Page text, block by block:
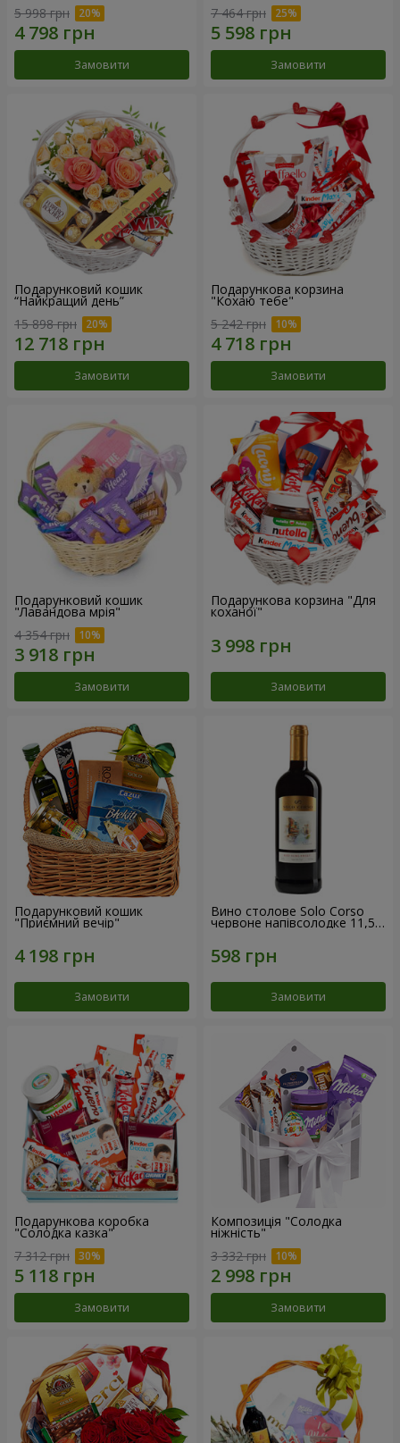
5 998 грн
Замовити
7 464 грн
Замовити
Подарунковий кошик
“Найкращий день”
15 898 грн
Замовити
Подарункова корзина
"Кохаю тебе"
5 242 грн
Замовити
Подарунковий кошик
"Лавандова мрія"
4 354 грн
Замовити
Подарункова корзина "Для
коханої"
Замовити
Подарунковий кошик
"Приємний вечір"
Замовити
Вино столове Solo Corso
червоне напівсолодке 11,5%
0,75 л
Замовити
Подарункова коробка
"Солодка казка"
7 312 грн
Замовити
Композиція "Солодка
ніжність"
3 332 грн
Замовити